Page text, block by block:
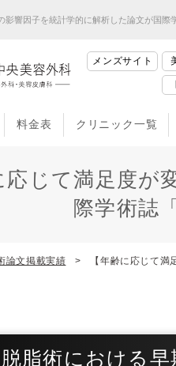
影響因子を統計学的に解析した論文が国
メンズサイト
料金表 クリニック一覧
応じて満足度
際学術誌
論文掲載実績 【年齢に応じて
脂術における